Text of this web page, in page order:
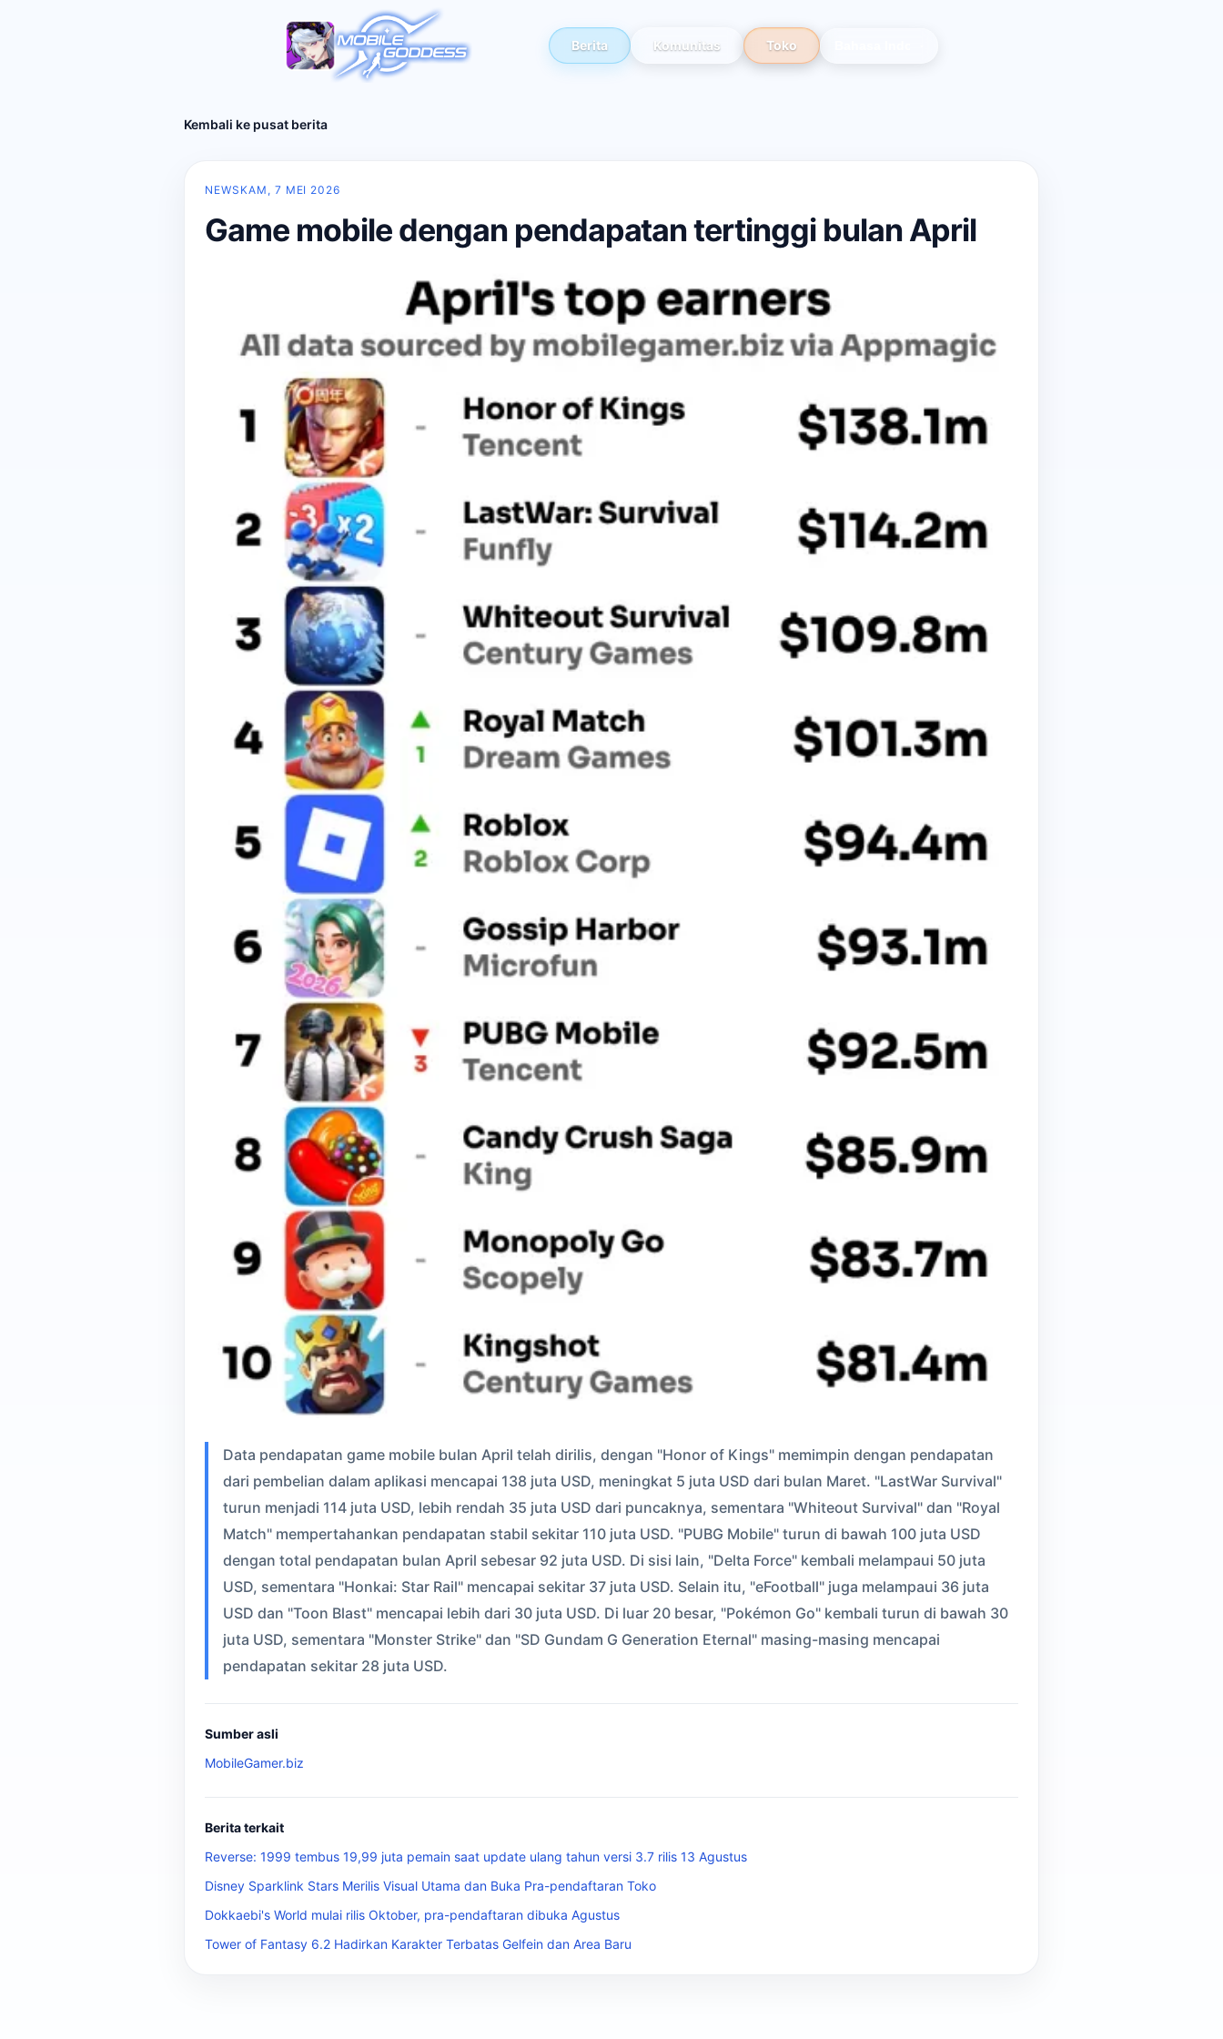
Berita Komunitas Toko
Kembali ke pusat berita
NEWS KAM, 7 MEI 2026
Game mobile dengan pendapatan tertinggi bulan April
Data pendapatan game mobile bulan April telah dirilis, dengan "Honor of Kings" memimpin dengan pendapatan
dari pembelian dalam aplikasi mencapai 138 juta USD, meningkat 5 juta USD dari bulan Maret. "LastWar Survival"
turun menjadi 114 juta USD, lebih rendah 35 juta USD dari puncaknya, sementara "Whiteout Survival" dan "Royal
Match" mempertahankan pendapatan stabil sekitar 110 juta USD. "PUBG Mobile" turun di bawah 100 juta USD
dengan total pendapatan bulan April sebesar 92 juta USD. Di sisi lain, "Delta Force" kembali melampaui 50 juta
USD, sementara "Honkai: Star Rail" mencapai sekitar 37 juta USD. Selain itu, "eFootball" juga melampaui 36 juta
USD dan "Toon Blast" mencapai lebih dari 30 juta USD. Di luar 20 besar, "Pokémon Go" kembali turun di bawah 30
juta USD, sementara "Monster Strike" dan "SD Gundam G Generation Eternal" masing-masing mencapai
pendapatan sekitar 28 juta USD.
Sumber asli
MobileGamer.biz
Berita terkait
Reverse: 1999 tembus 19,99 juta pemain saat update ulang tahun versi 3.7 rilis 13 Agustus
Disney Sparklink Stars Merilis Visual Utama dan Buka Pra-pendaftaran Toko
Dokkaebi's World mulai rilis Oktober, pra-pendaftaran dibuka Agustus
Tower of Fantasy 6.2 Hadirkan Karakter Terbatas Gelfein dan Area Baru